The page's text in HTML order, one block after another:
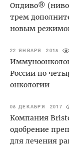
Опдиво®
трем
новым
22 ЯНВАРЯ 2018
России по
онкологии
08 ДЕКАБРЯ 2017
Компания
одобрение
для лечения